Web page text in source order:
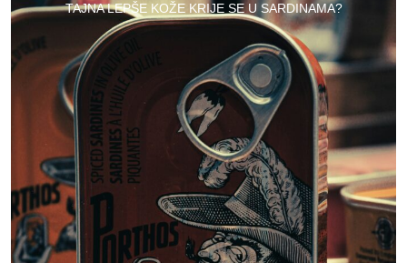
TAJNA LEPŠE KOŽE KRIJE SE U SARDINAMA?